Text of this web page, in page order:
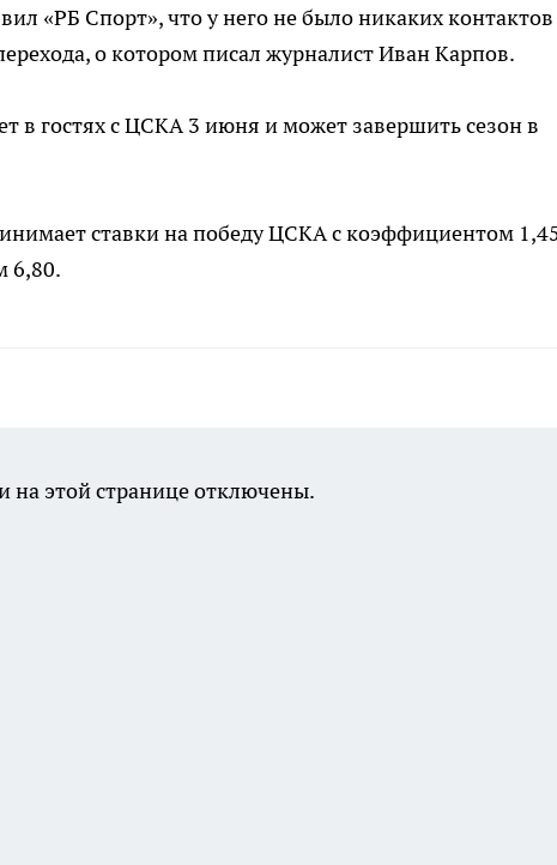
«РБ Спорт», что у него не было никаких контактов
о котором писал журналист Иван Карпов.
в гостях с ЦСКА 3 июня и может завершить сезон в
ставки на победу ЦСКА с коэффициентом
6,80.
на этой странице отключены.